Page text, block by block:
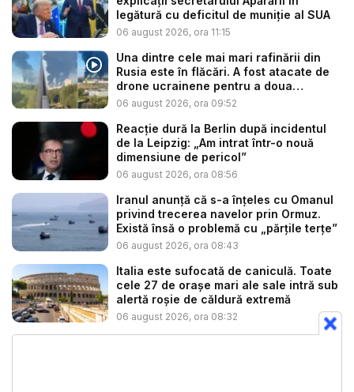
legătură cu deficitul de muniție al SUA
06 august 2026, ora 11:15
Una dintre cele mai mari rafinării din
Rusia este în flăcări. A fost atacate de
drone ucrainene pentru a doua
noapte...
06 august 2026, ora 09:52
Reacție dură la Berlin după incidentul
de la Leipzig: „Am intrat într-o nouă
dimensiune de pericol”
06 august 2026, ora 08:56
Iranul anunță că s-a înțeles cu Omanul
privind trecerea navelor prin Ormuz.
Există însă o problemă cu „părțile terțe”
06 august 2026, ora 08:43
Italia este sufocată de caniculă. Toate
cele 27 de oraşe mari ale sale intră sub
alertă roșie de căldură extremă
06 august 2026, ora 08:32